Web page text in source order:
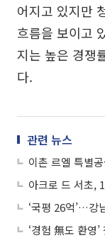
어지고 있지만
흐름을 보이고
지는 높은 경쟁
다.
관련 뉴스
이촌 르엘 특별
‘경험 無도 환영